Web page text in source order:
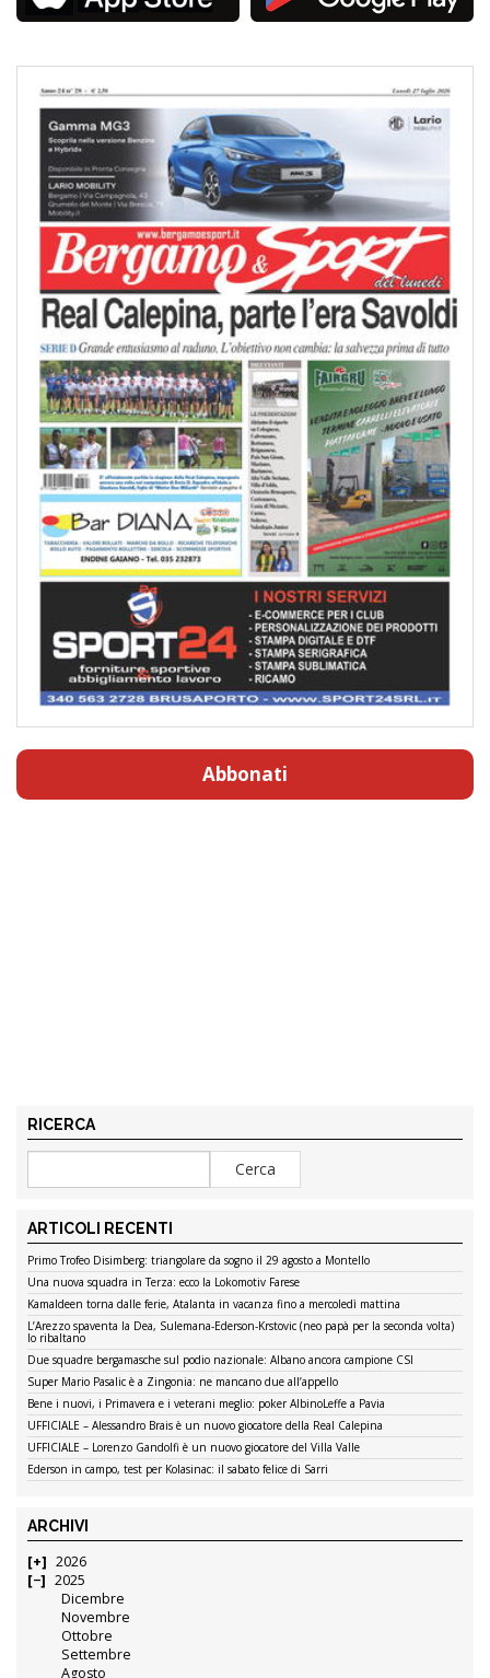
Abbonati
RICERCA
ARTICOLI RECENTI
Primo Trofeo Disimberg: triangolare da sogno il 29 agosto a Montello
Una nuova squadra in Terza: ecco la Lokomotiv Farese
Kamaldeen torna dalle ferie, Atalanta in vacanza fino a mercoledì mattina
L’Arezzo spaventa la Dea, Sulemana-Ederson-Krstovic (neo papà per la seconda volta)
lo ribaltano
Due squadre bergamasche sul podio nazionale: Albano ancora campione CSI
Super Mario Pasalic è a Zingonia: ne mancano due all’appello
Bene i nuovi, i Primavera e i veterani meglio: poker AlbinoLeffe a Pavia
UFFICIALE – Alessandro Brais è un nuovo giocatore della Real Calepina
UFFICIALE – Lorenzo Gandolfi è un nuovo giocatore del Villa Valle
Ederson in campo, test per Kolasinac: il sabato felice di Sarri
ARCHIVI
2026
2025
Dicembre
Novembre
Ottobre
Settembre
Agosto